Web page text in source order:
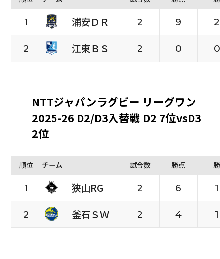
1 浦安ＤＲ 2 9 2
2 江東ＢＳ 2 0 0
NTTジャパンラグビー リーグワン
2025-26 D2/D3入替戦 D2 7位vsD3
2位
順位 チーム 試合数 勝点 勝
1 狭山RG 2 6 1
2 釜石ＳＷ 2 4 1